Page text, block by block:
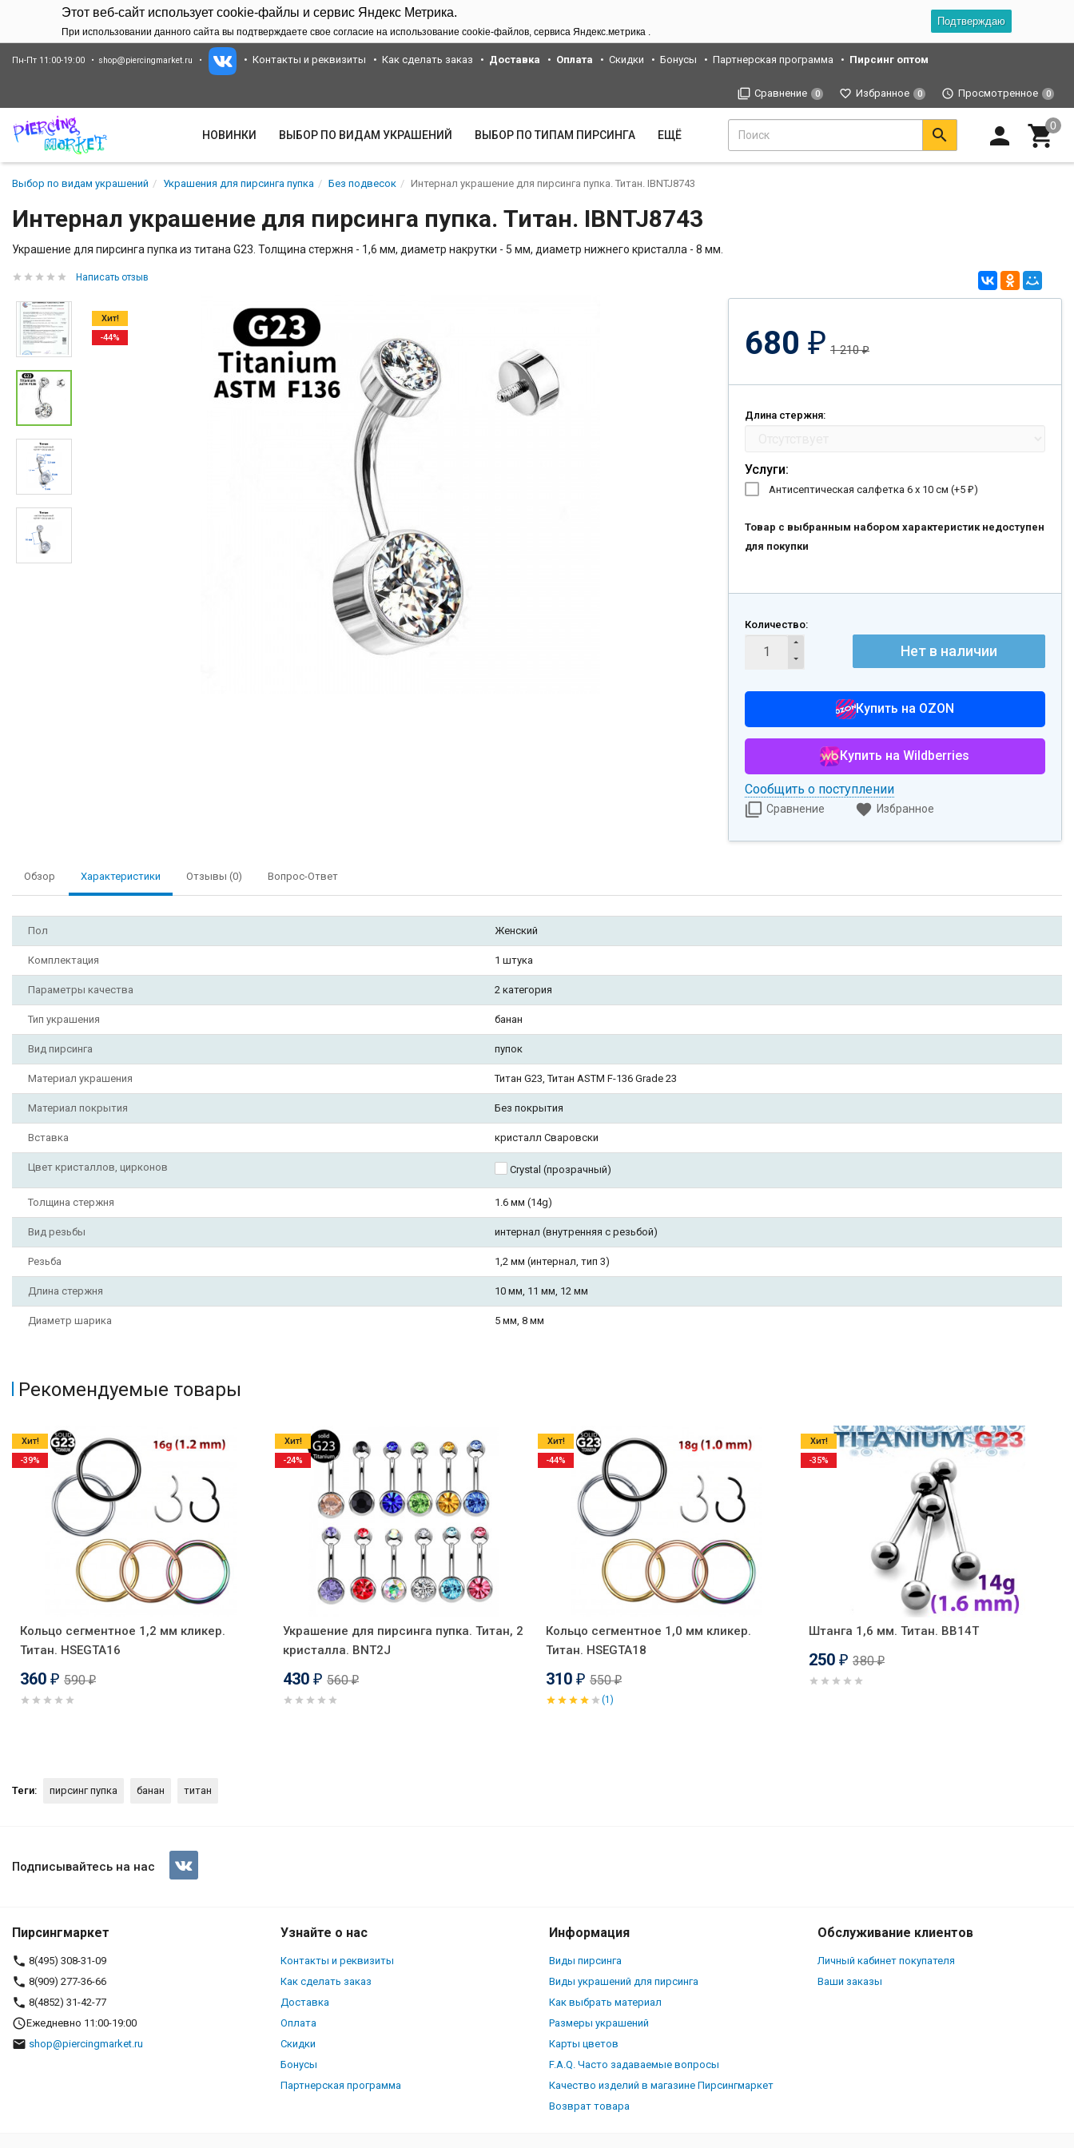
Этот веб-сайт использует cookie-файлы и сервис Яндекс Метрика.
При использовании данного сайта вы подтверждаете свое согласие на использование cookie-файлов, сервиса Яндекс.метрика .
Подтверждаю
Пн-Пт 11:00-19:00 shop@piercingmarket.ru Контакты и реквизиты Как сделать заказ Доставка Оплата Скидки Бонусы Партнерская программа Пирсинг оптом
Сравнение 0 Избранное 0 Просмотренное 0
НОВИНКИ ВЫБОР ПО ВИДАМ УКРАШЕНИЙ ВЫБОР ПО ТИПАМ ПИРСИНГА ЕЩЁ
Выбор по видам украшений Украшения для пирсинга пупка Без подвесок Интернал украшение для пирсинга пупка. Титан. IBNTJ8743
Интернал украшение для пирсинга пупка. Титан. IBNTJ8743
Украшение для пирсинга пупка из титана G23. Толщина стержня - 1,6 мм, диаметр накрутки - 5 мм, диаметр нижнего кристалла - 8 мм.
Написать отзыв
Хит!
-44%
680 ₽ 1 210₽
Длина стержня:
Услуги:
Антисептическая салфетка 6 х 10 см (+5 ₽)
Товар с выбранным набором характеристик недоступен
для покупки
Количество:
Нет в наличии
Купить на OZON
Купить на Wildberries
Сообщить о поступлении
Сравнение Избранное
Обзор Характеристики Отзывы (0) Вопрос-Ответ
Пол Женский
Комплектация 1 штука
Параметры качества 2 категория
Тип украшения банан
Вид пирсинга пупок
Материал украшения Титан G23, Титан ASTM F-136 Grade 23
Материал покрытия Без покрытия
Вставка кристалл Сваровски
Цвет кристаллов, цирконов Crystal (прозрачный)
Толщина стержня 1.6 мм (14g)
Вид резьбы интернал (внутренняя с резьбой)
Резьба 1,2 мм (интернал, тип 3)
Длина стержня 10 мм, 11 мм, 12 мм
Диаметр шарика 5 мм, 8 мм
Рекомендуемые товары
Кольцо сегментное 1,2 мм кликер.
Титан. HSEGTA16
360 ₽ 590₽
Хит!
-39%
Украшение для пирсинга пупка. Титан, 2
кристалла. BNT2J
430 ₽ 560₽
Хит!
-24%
Кольцо сегментное 1,0 мм кликер.
Титан. HSEGTA18
310 ₽ 550₽
(1)
Хит!
-44%
Штанга 1,6 мм. Титан. BB14T
250 ₽ 380₽
Хит!
-35%
Теги: пирсинг пупка банан титан
Интернал украшение для пирсинга пупка. Титан. IBNTJ8743
Подписывайтесь на нас
Пирсингмаркет
8(495) 308-31-09
8(909) 277-36-66
8(4852) 31-42-77
Ежедневно 11:00-19:00
shop@piercingmarket.ru
Узнайте о нас
Контакты и реквизиты
Как сделать заказ
Доставка
Оплата
Скидки
Бонусы
Партнерская программа
Информация
Виды пирсинга
Виды украшений для пирсинга
Как выбрать материал
Размеры украшений
Карты цветов
F.A.Q. Часто задаваемые вопросы
Качество изделий в магазине Пирсингмаркет
Возврат товара
Обслуживание клиентов
Личный кабинет покупателя
Ваши заказы